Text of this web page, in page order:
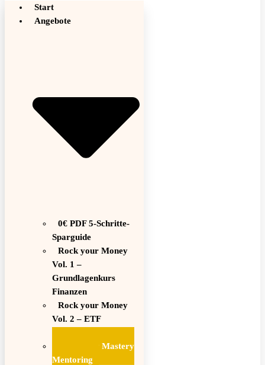
Start
Angebote
0€ PDF 5-Schritte-
Sparguide
Rock your Money
Vol. 1 –
Grundlagenkurs
Finanzen
Rock your Money
Vol. 2 – ETF
1:1 Money Mastery
Mentoring